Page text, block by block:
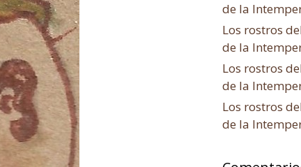
de la
Los rostros
de la
Los rostros
de la
Los rostros
de la